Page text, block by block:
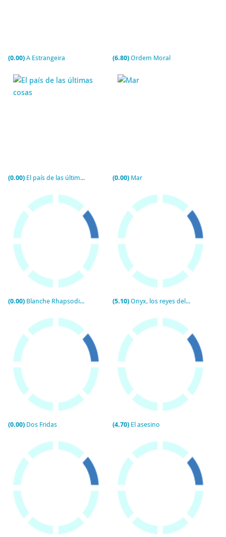
(0.00) A Estrangeira (6.80)Ordem Moral
(0.00) El país de las últimas cosas (0.00) Mar
(0.00) Blanche Rhapsodie - Mémoire de Théâtre (5.10)Onyx, los reyes del grial
(0.00) Dos Fridas (4.70) El asesino